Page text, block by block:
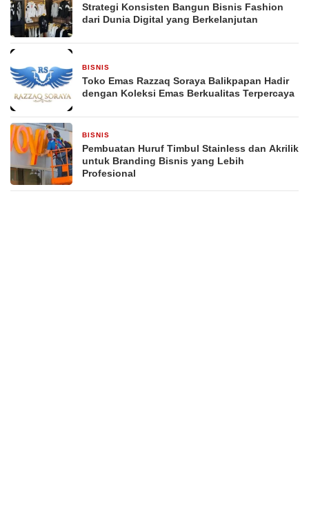
Strategi Konsisten Bangun Bisnis Fashion
dari Dunia Digital yang Berkelanjutan
BISNIS
Toko Emas Razzaq Soraya Balikpapan Hadir
dengan Koleksi Emas Berkualitas Terpercaya
BISNIS
Pembuatan Huruf Timbul Stainless dan Akrilik
untuk Branding Bisnis yang Lebih
Profesional